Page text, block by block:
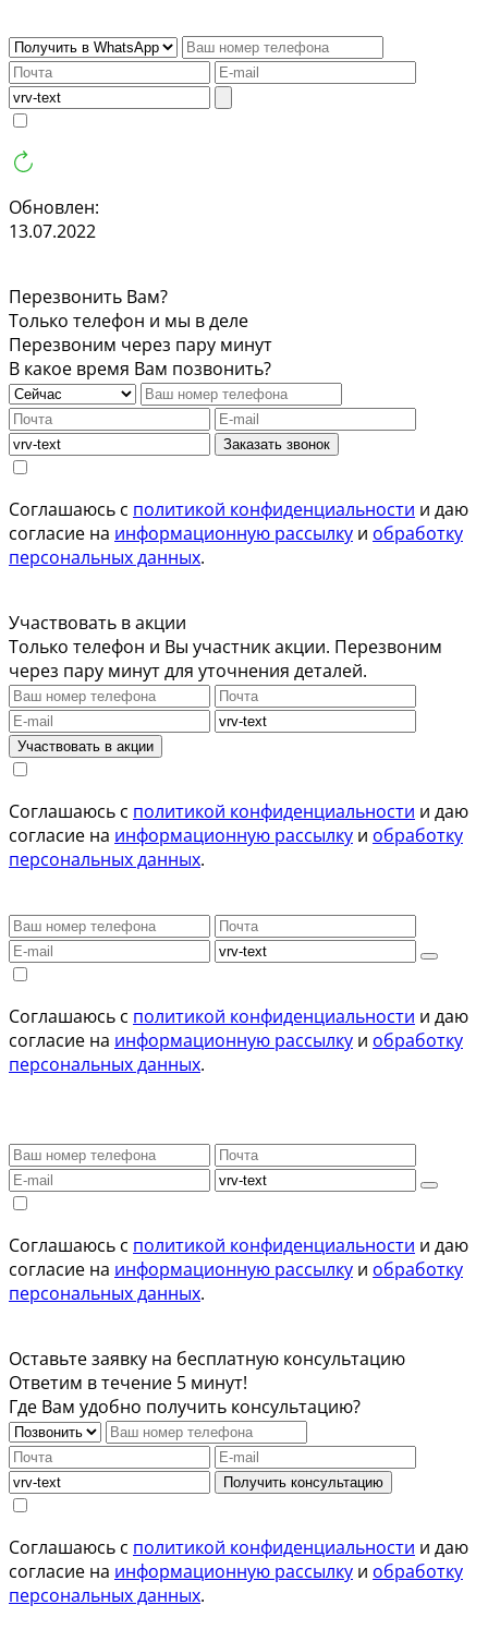
Обновлен:
13.07.2022
Перезвонить Вам?
Только телефон и мы в деле
Перезвоним через пару минут
В какое время Вам позвонить?
Заказать звонок
Соглашаюсь с политикой конфиденциальности и даю
согласие на информационную рассылку и обработку
персональных данных.
Участвовать в акции
Только телефон и Вы участник акции. Перезвоним
через пару минут для уточнения деталей.
Участвовать в акции
Соглашаюсь с политикой конфиденциальности и даю
согласие на информационную рассылку и обработку
персональных данных.
Соглашаюсь с политикой конфиденциальности и даю
согласие на информационную рассылку и обработку
персональных данных.
Соглашаюсь с политикой конфиденциальности и даю
согласие на информационную рассылку и обработку
персональных данных.
Оставьте заявку на бесплатную консультацию
Ответим в течение 5 минут!
Где Вам удобно получить консультацию?
Получить консультацию
Соглашаюсь с политикой конфиденциальности и даю
согласие на информационную рассылку и обработку
персональных данных.